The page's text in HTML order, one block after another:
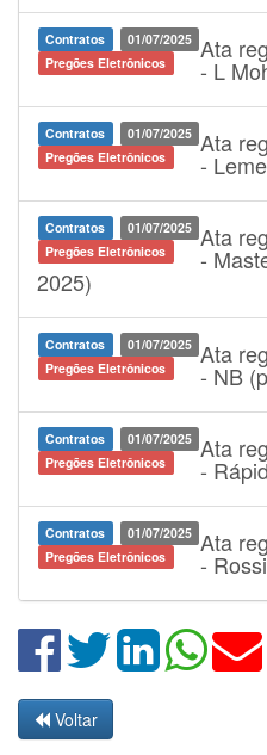
Contratos
01/07/2025
Pregões Eletrônicos
Ata
- L
Contratos
01/07/2025
Pregões Eletrônicos
Ata
-
Contratos
01/07/2025
Pregões Eletrônicos
Ata
-
2025)
Contratos
01/07/2025
Pregões Eletrônicos
Ata
- NB
Contratos
01/07/2025
Pregões Eletrônicos
Ata
-
Contratos
01/07/2025
Pregões Eletrônicos
Ata
-
Voltar